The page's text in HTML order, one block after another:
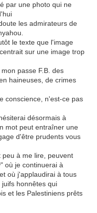
par une photo qui ne
les admirateurs de
le texte que l'image
sur une image trop
passe F.B. des
haineuses, de crimes
conscience, n'est-ce pas
désormais à
mot peut entraîner une
d'être prudents vous
à me lire, peuvent
où je continuerai à
où j'applaudirai à tous
honnêtes qui
et les Palestiniens prêts